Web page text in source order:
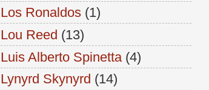
Los Ronaldos (1)
Lou Reed (13)
Luis Alberto Spinetta (4)
Lynyrd Skynyrd (14)